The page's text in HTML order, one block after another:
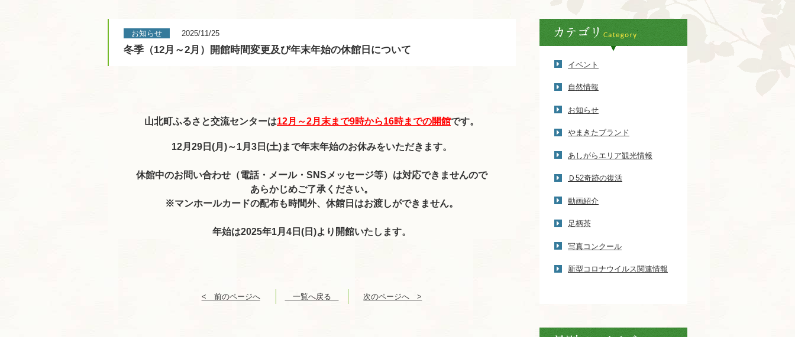
お知らせ 2025/11/25
冬季（12月～2月）開館時間変更及び年末年始の休館日について
山北町ふるさと交流センターは12月～2月末まで9時から16時までの開館です。
12月29日(月)～1月3日(土)まで年末年始のお休みをいただきます。
休館中のお問い合わせ（電話・メール・SNSメッセージ等）は対応できませんので
あらかじめご了承ください。
※マンホールカードの配布も時間外、休館日はお渡しができません。
年始は2025年1月4日(日)より開館いたします。
< 前のページへ 一覧へ戻る 次のページへ >
イベント
自然情報
お知らせ
やまきたブランド
あしがらエリア観光情報
Ｄ52奇跡の復活
動画紹介
足柄茶
写真コンクール
新型コロナウイルス関連情報